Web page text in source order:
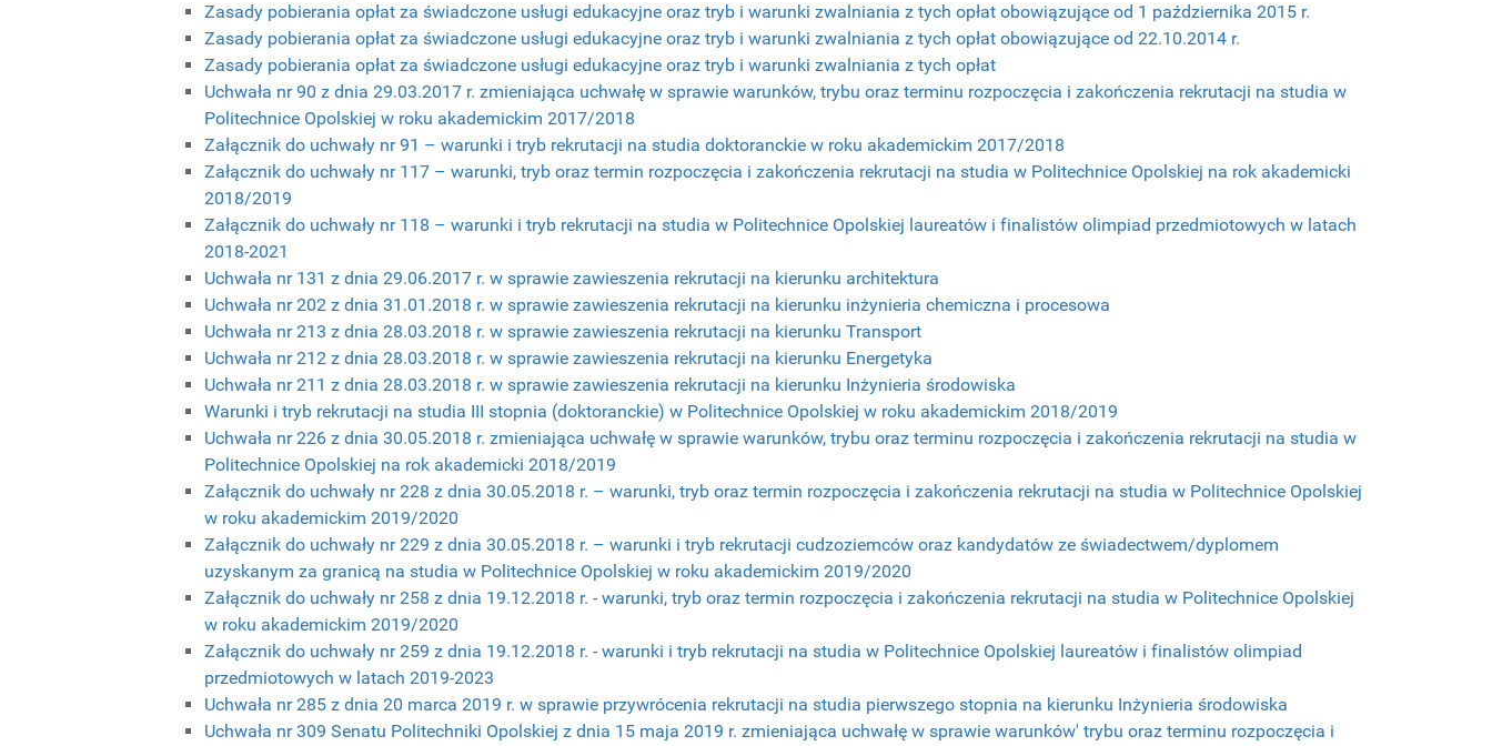
Zasady pobierania opłat za świadczone usługi edukacyjne oraz tryb i warunki zwalniania z tych opłat obowiązujące od 1 października 2015 r.
Zasady pobierania opłat za świadczone usługi edukacyjne oraz tryb i warunki zwalniania z tych opłat obowiązujące od 22.10.2014 r.
Zasady pobierania opłat za świadczone usługi edukacyjne oraz tryb i warunki zwalniania z tych opłat
Uchwała nr 90 z dnia 29.03.2017 r. zmieniająca uchwałę w sprawie warunków, trybu oraz terminu rozpoczęcia i zakończenia rekrutacji na studia w
Politechnice Opolskiej w roku akademickim 2017/2018
Załącznik do uchwały nr 91 – warunki i tryb rekrutacji na studia doktoranckie w roku akademickim 2017/2018
Załącznik do uchwały nr 117 – warunki, tryb oraz termin rozpoczęcia i zakończenia rekrutacji na studia w Politechnice Opolskiej na rok akademicki
2018/2019
Załącznik do uchwały nr 118 – warunki i tryb rekrutacji na studia w Politechnice Opolskiej laureatów i finalistów olimpiad przedmiotowych w latach
2018-2021
Uchwała nr 131 z dnia 29.06.2017 r. w sprawie zawieszenia rekrutacji na kierunku architektura
Uchwała nr 202 z dnia 31.01.2018 r. w sprawie zawieszenia rekrutacji na kierunku inżynieria chemiczna i procesowa
Uchwała nr 213 z dnia 28.03.2018 r. w sprawie zawieszenia rekrutacji na kierunku Transport
Uchwała nr 212 z dnia 28.03.2018 r. w sprawie zawieszenia rekrutacji na kierunku Energetyka
Uchwała nr 211 z dnia 28.03.2018 r. w sprawie zawieszenia rekrutacji na kierunku Inżynieria środowiska
Warunki i tryb rekrutacji na studia III stopnia (doktoranckie) w Politechnice Opolskiej w roku akademickim 2018/2019
Uchwała nr 226 z dnia 30.05.2018 r. zmieniająca uchwałę w sprawie warunków, trybu oraz terminu rozpoczęcia i zakończenia rekrutacji na studia w
Politechnice Opolskiej na rok akademicki 2018/2019
Załącznik do uchwały nr 228 z dnia 30.05.2018 r. – warunki, tryb oraz termin rozpoczęcia i zakończenia rekrutacji na studia w Politechnice Opolskiej
w roku akademickim 2019/2020
Załącznik do uchwały nr 229 z dnia 30.05.2018 r. – warunki i tryb rekrutacji cudzoziemców oraz kandydatów ze świadectwem/dyplomem
uzyskanym za granicą na studia w Politechnice Opolskiej w roku akademickim 2019/2020
Załącznik do uchwały nr 258 z dnia 19.12.2018 r. - warunki, tryb oraz termin rozpoczęcia i zakończenia rekrutacji na studia w Politechnice Opolskiej
w roku akademickim 2019/2020
Załącznik do uchwały nr 259 z dnia 19.12.2018 r. - warunki i tryb rekrutacji na studia w Politechnice Opolskiej laureatów i finalistów olimpiad
przedmiotowych w latach 2019-2023
Uchwała nr 285 z dnia 20 marca 2019 r. w sprawie przywrócenia rekrutacji na studia pierwszego stopnia na kierunku Inżynieria środowiska
Uchwała nr 309 Senatu Politechniki Opolskiej z dnia 15 maja 2019 r. zmieniająca uchwałę w sprawie warunków' trybu oraz terminu rozpoczęcia i